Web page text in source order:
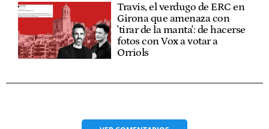
Travis, el verdugo de ERC en
Girona que amenaza con
'tirar de la manta': de hacerse
fotos con Vox a votar a
Orriols